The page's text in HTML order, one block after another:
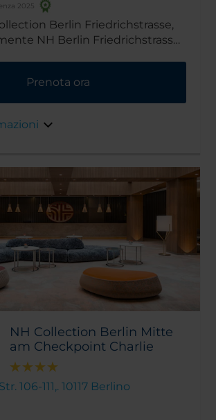
2025
Berlin Friedrichstrasse,
NH Berlin Friedrichstrasse,
dello shopping di Berlino. Da
con una breve
storico viale alberato di Berlino.
Prenota ora
NH Collection Berlin Mitte
am Checkpoint Charlie
106-111,. 10117 Berlino